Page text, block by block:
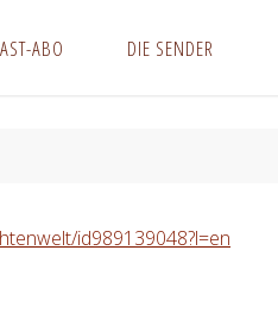
ABO DIE SENDER
id989139048?l=en